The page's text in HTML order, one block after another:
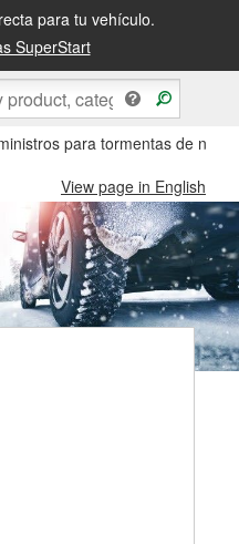
para tu vehículo.
SuperStart
para tormentas de
View page in English